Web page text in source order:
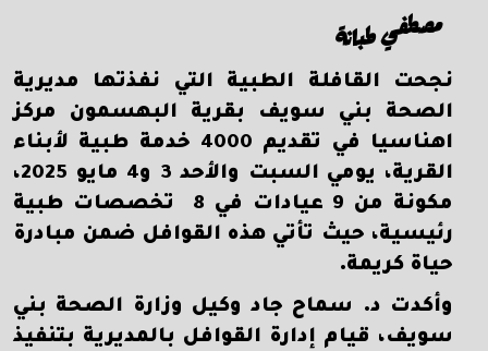
مصطفي طبانة
نجحت القافلة الطبية التي نفذتها مديرية
الصحة بني سويف بقرية البهسمون مركز
اهناسيا في تقديم 4000 خدمة طبية لأبناء
القرية، يومي السبت والأحد 3 و4 مايو 2025،
مكونة من 9 عيادات في 8 تخصصات طبية
رئيسية، حيث تأتي هذه القوافل ضمن مبادرة
حياة كريمة.
وأكدت د. سماح جاد وكيل وزارة الصحة بني
سويف، قيام إدارة القوافل بالمديرية بتنفيذ